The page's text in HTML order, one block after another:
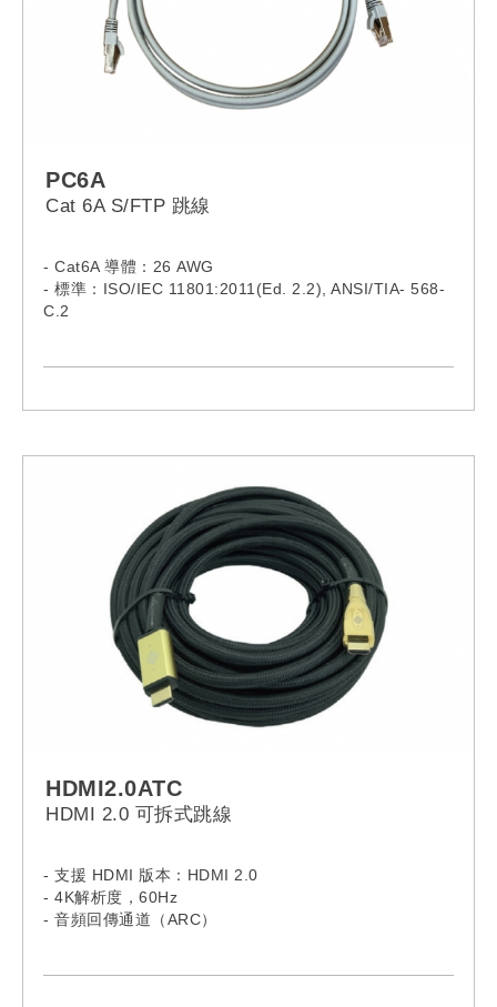
PC6A
Cat 6A S/FTP 跳線
- Cat6A 導體：26 AWG
- 標準：ISO/IEC 11801:2011(Ed. 2.2), ANSI/TIA- 568-
C.2
HDMI2.0ATC
HDMI 2.0 可拆式跳線
- 支援 HDMI 版本：HDMI 2.0
- 4K解析度，60Hz
- 音頻回傳通道（ARC）